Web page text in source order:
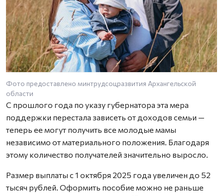
Фото предоставлено минтрудсоцразвития Архангельской
области
С прошлого года по указу губернатора эта мера
поддержки перестала зависеть от доходов семьи —
теперь ее могут получить все молодые мамы
независимо от материального положения. Благодаря
этому количество получателей значительно выросло.
Размер выплаты с 1 октября 2025 года увеличен до 52
тысяч рублей. Оформить пособие можно не раньше